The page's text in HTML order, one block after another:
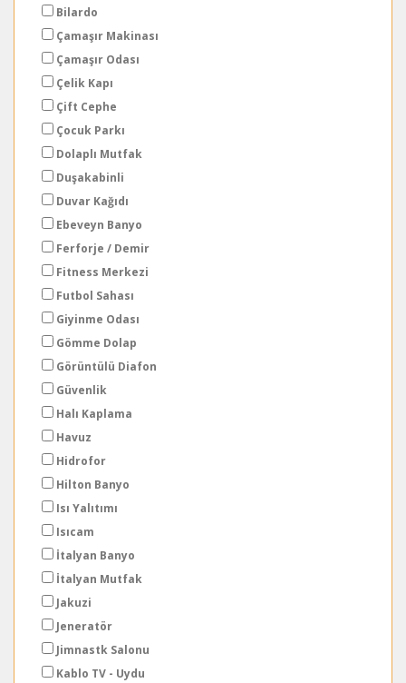
Bilardo
Çamaşır Makinası
Çamaşır Odası
Çelik Kapı
Çift Cephe
Çocuk Parkı
Dolaplı Mutfak
Duşakabinli
Duvar Kağıdı
Ebeveyn Banyo
Ferforje / Demir
Fitness Merkezi
Futbol Sahası
Giyinme Odası
Gömme Dolap
Görüntülü Diafon
Güvenlik
Halı Kaplama
Havuz
Hidrofor
Hilton Banyo
Isı Yalıtımı
Isıcam
İtalyan Banyo
İtalyan Mutfak
Jakuzi
Jeneratör
Jimnastk Salonu
Kablo TV - Uydu